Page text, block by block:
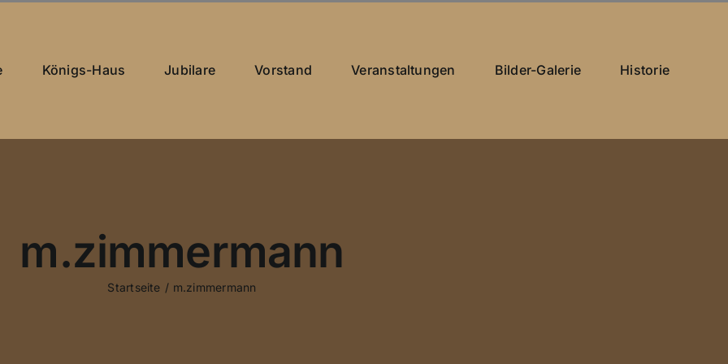
Königs-Haus Jubilare Vorstand Veranstaltungen Bilder-Galerie Historie
m.zimmermann
Startseite m.zimmermann